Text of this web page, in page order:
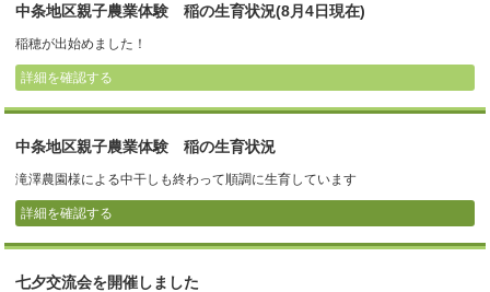
中条地区親子農業体験 稲の生育状況(8月4日現在)
稲穂が出始めました！
詳細を確認する
中条地区親子農業体験 稲の生育状況
滝澤農園様による中干しも終わって順調に生育しています
詳細を確認する
七夕交流会を開催しました